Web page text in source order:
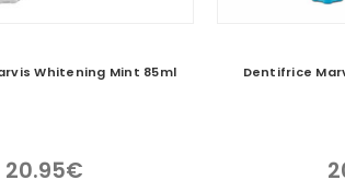
Whitening Mint 85ml
20.95€
Dentifrice